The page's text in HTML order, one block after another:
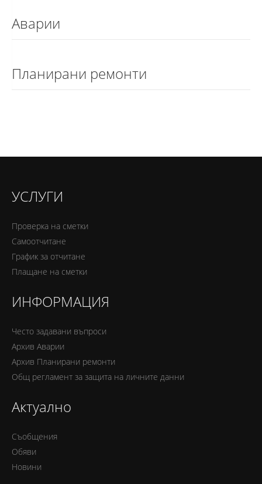
Аварии
Планирани ремонти
УСЛУГИ
Проверка на сметки
Самоотчитане
График за отчитане
Плащане на сметки
ИНФОРМАЦИЯ
Често задавани въпроси
Архив Аварии
Архив Планирани ремонти
Oбщ регламент за защита на личните данни
Актуално
Съобщения
Обяви
Новини